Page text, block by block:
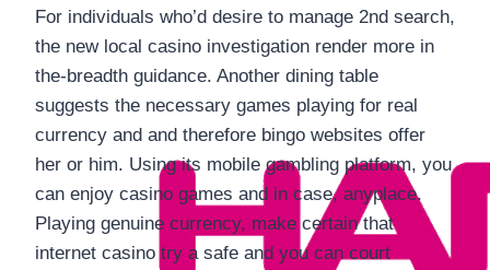
For individuals who’d desire to manage 2nd search,
the new local casino investigation render more in
the-breadth guidance. Another dining table
suggests the necessary games playing for real
currency and and therefore bingo websites offer
her or him. Using its mobile gambling platform, you
can enjoy casino games and in case, anyplace.
Playing genuine currency, make certain that
internet casino try a safe and you can court